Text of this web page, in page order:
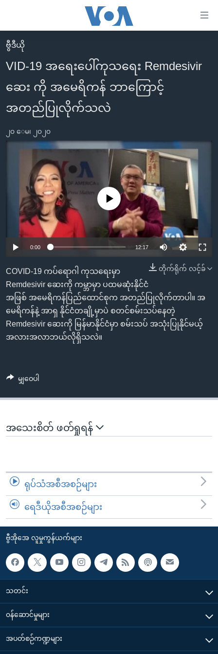
လွယ်ကူ
စေ
များ
ပင်မ
အကြောင်းအရာ
စာမျက်နှာ
ကျော်
ကြည့်
ရန်
ရှာဖွေ
ရန်
နေရာ
ရန်
မူလစာမျက်နှာ
မြန်မာ
ကမ္ဘာ့သတင်းများ
နိုင်ငံတကာ
တရုတ်
ရပ်ဝန်းတခု လမ်းတခု အလွန်
အမေရိကန်သုံးအီဒီယံ
မကြေးမုံရဲ့ အင်္ဂလိပ်စာ
ရုပ်ရှင်ထဲက အင်္ဂလိပ်စာ
သုတပဒေသာ အင်္ဂလိပ်စာ
အပတ်စဉ်ကဏ္ဍများ
ရေဒီယို
တီဗွီ
ရေဒီယိုနှင့်ရုပ်သံ အချက်အလက်များ
ရေဒီယို/တီဗွီအစီအစဉ်
Learning English
ဘာသာစကားများ
ဗွီဒီယို
VID-19 အရေးပေါ်ကုသရေး Remdesivir
ဆေး ကို အမေရိကန် ဘာကြောင့်
အတည်ပြုလိုက်သလဲ
၂၀ ေမ၊ ၂၀၂၀
No media source currently available
0:00 12:17
တိုက်ရိုက် လင့်ခ်
COVID-19 ကပ်ရောဂါ ကုသရေးမှာ
Remdesivir ဆေးကို ကမ္ဘာမှာ ပထမဆုံးနိုင်ငံ
အဖြစ် အမေရိကန်ပြည်ထောင်စုက အတည်ပြုလိုက်တာပါ။ အ
မေရိကန်နဲ့ အာရှ နိုင်ငံတချို့မှာပဲ စတင်စမ်းသပ်နေတဲ့
Remdesivir ဆေးကို မြန်မာနိုင်ငံမှာ စမ်းသပ် အသုံးပြုနိုင်မယ့်
အလားအလာဘယ်လိုရှိသလဲ။
မျှဝေပါ
အသေးစိတ် ဖတ်ရှုရန်
ရုပ်သံအစီအစဉ်များ
ရေဒီယိုအစီအစဉ်များ
ဗွီအိုအေ လူမှုကွန်ယက်များ
သတင်း
၀န်ဆောင်မှုများ
အပတ်စဉ်ကဏ္ဍများ